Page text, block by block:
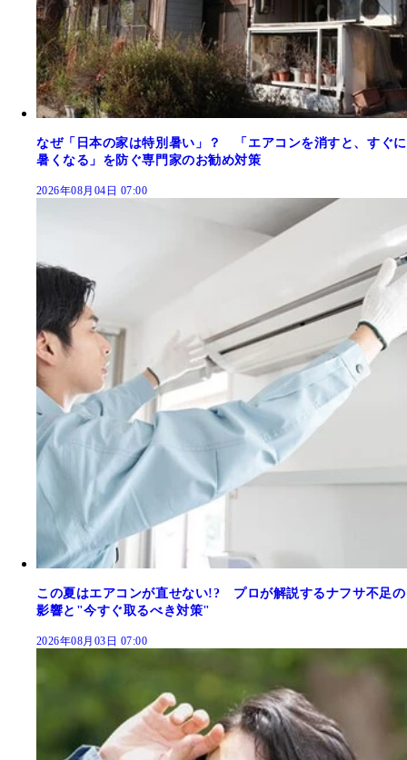
なぜ「日本の家は特別暑い」？ 「エアコンを消すと、すぐに
暑くなる」を防ぐ専門家のお勧め対策
2026年08月04日 07:00
この夏はエアコンが直せない!? プロが解説するナフサ不足の
影響と"今すぐ取るべき対策"
2026年08月03日 07:00